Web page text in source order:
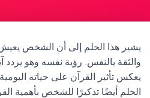
يشير هذا الحلم إلى أن الشخص
والثقة بالنفس. رؤية نفسه وهو يردد
يعكس تأثير القرآن على حياته
الحلم أيضًا تذكيرًا للشخص بأهمية